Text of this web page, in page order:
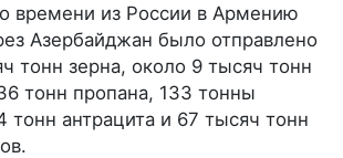
времени из России в Армению
Азербайджан было отправлено
тонн зерна, около 9 тысяч тонн
тонн пропана, 133 тонны
тонн антрацита и 67 тысяч тонн